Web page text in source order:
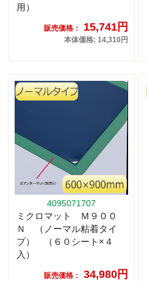
用）
販売価格： 15,741円
本体価格: 14,310円
4095071707
ミクロマット Ｍ９００
Ｎ （ノーマル粘着タイ
プ） （６０シート×４
入）
販売価格： 34,980円